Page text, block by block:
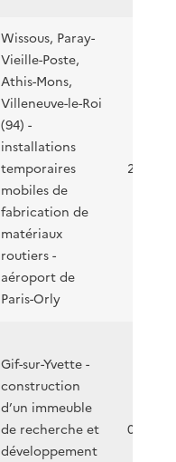
Wissous, Paray-
Vieille-Poste,
Athis-Mons,
Villeneuve-le-Roi
(94) -
installations
temporaires
mobiles de
fabrication de
matériaux
routiers -
aéroport de
Paris-Orly
20/09/
Gif-sur-Yvette -
construction
d’un immeuble
de recherche et
développement
03/08/